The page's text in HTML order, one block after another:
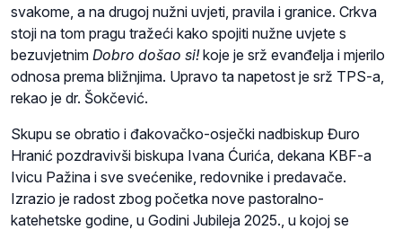
svakome, a na drugoj nužni uvjeti, pravila i granice. Crkva
stoji na tom pragu tražeći kako spojiti nužne uvjete s
bezuvjetnim Dobro došao si!koje je srž evanđelja i mjerilo
odnosa prema bližnjima. Upravo ta napetost je srž TPS-a,
rekao je dr. Šokčević.
Skupu se obratio i đakovačko-osječki nadbiskup Đuro
Hranić pozdravivši biskupa Ivana Ćurića, dekana KBF-a
Ivicu Pažina i sve svećenike, redovnike i predavače.
Izrazio je radost zbog početka nove pastoralno-
katehetske godine, u Godini Jubileja 2025., u kojoj se